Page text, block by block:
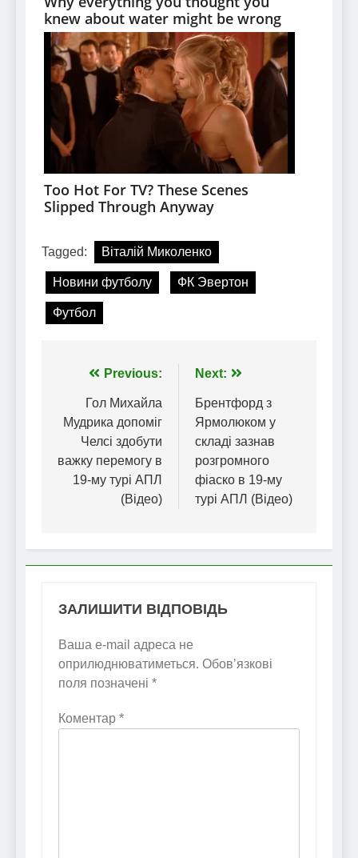
Tagged: Віталій Миколенко
Новини футболу ФК Эвертон
Футбол
Навігація
записів
Previous:
Гол Михайла
Мудрика допоміг
Челсі здобути
важку перемогу в
19-му турі АПЛ
(Відео)
Next:
Брентфорд з
Ярмолюком у
складі зазнав
розгромного
фіаско в 19-му
турі АПЛ (Відео)
ЗАЛИШИТИ ВІДПОВІДЬ
Ваша e-mail адреса не
оприлюднюватиметься. Обов’язкові
поля позначені *
Коментар *